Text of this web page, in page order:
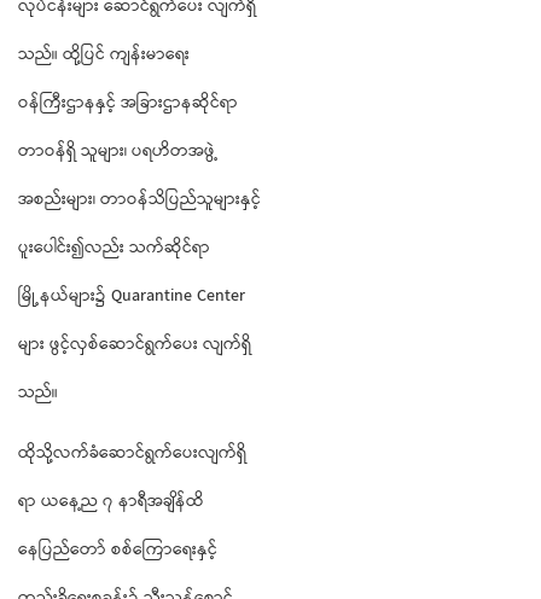
လုပ်ငန်းများ ဆောင်ရွက်ပေး လျက်ရှိ
သည်။ ထို့ပြင် ကျန်းမာရေး
ဝန်ကြီးဌာနနှင့် အခြားဌာနဆိုင်ရာ
တာဝန်ရှိ သူများ၊ ပရဟိတအဖွဲ့
အစည်းများ၊ တာဝန်သိပြည်သူများနှင့်
ပူးပေါင်း၍လည်း သက်ဆိုင်ရာ
မြို့နယ်များ၌ Quarantine Center
များ ဖွင့်လှစ်ဆောင်ရွက်ပေး လျက်ရှိ
သည်။
ထိုသို့လက်ခံဆောင်ရွက်ပေးလျက်ရှိ
ရာ ယနေ့ည ၇ နာရီအချိန်ထိ
နေပြည်တော် စစ်ကြောရေးနှင့်